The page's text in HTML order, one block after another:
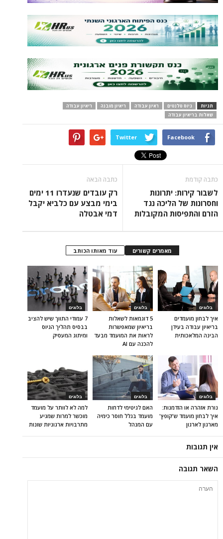
תגיות גיוס טלנטים ראיון עבודה ריאיון מובנה
ריאיון עבודה
שאלות בריאיון עבודה
Facebook
Twitter
כתבה קודמת
לשבור קירות: יתרונות
וחסרונות של הליכה נגד
הזרם והתפיסות המקובלות
כתבה הבאה
רק עובדים שנעדרו 11 ימים
בימי מבצע עם כלביא יקבל
דמי אבטלה
מאמרים קשורים עוד מאותו הכותב
בלוגים
7 עמודי התווך שיש להציב
בבסיס תהליך הגיוס
ומיתוג המעסיק
בלוגים
5 דוגמאות לשאלות
בריאיון שמאפשרות
לראות את המועמד מבעד
להכנה עם AI
בלוגים
איך לבחון מועמדים
בריאיון עבודה בעידן
הבינה המלאכותית
בלוגים
למה לא לוותר על מועמד
מוכשר למרות שמגיע
מתרבויות ארגוניות שונות
בלוגים
האם לגיטימי לדחות
מועמד בגלל חוסר כימיה
עם המנהל
בלוגים
נורת אזהרה או הזדמנות:
איך לבחון מועמד ש'קופץ'
מארגון לארגון
אין תגובות
השאר תגובה